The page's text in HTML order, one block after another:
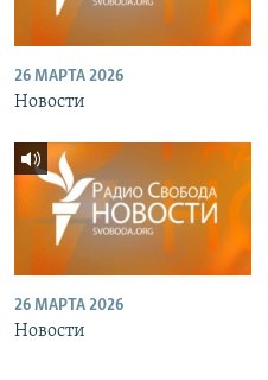
26 МАРТА 2026
Новости
26 МАРТА 2026
Новости